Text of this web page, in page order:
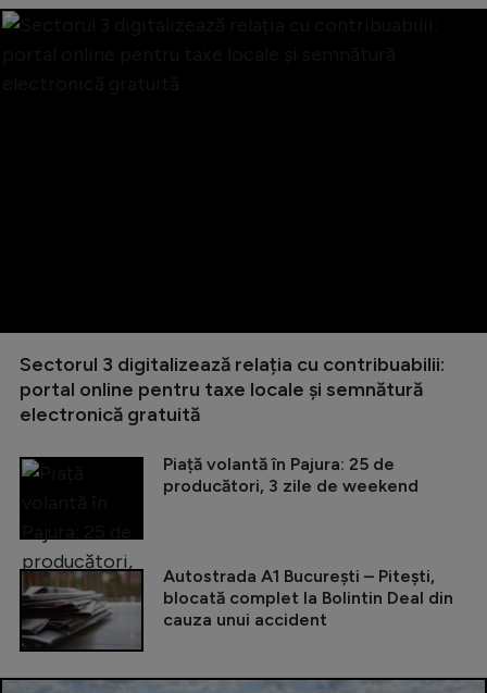
Sectorul 3 digitalizează relația cu contribuabilii:
portal online pentru taxe locale și semnătură
electronică gratuită
Piață volantă în Pajura: 25 de
producători, 3 zile de weekend
Autostrada A1 București – Pitești,
blocată complet la Bolintin Deal din
cauza unui accident